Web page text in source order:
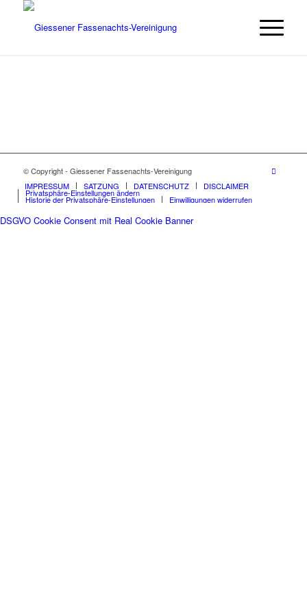
© Copyright - Giessener Fassenachts-Vereinigung
IMPRESSUM
SATZUNG DATENSCHUTZ DISCLAIMER
Privatsphäre-Einstellungen ändern
Historie der Privatsphäre-Einstellungen Einwilligungen widerrufen
DSGVO Cookie Consent mit Real Cookie Banner